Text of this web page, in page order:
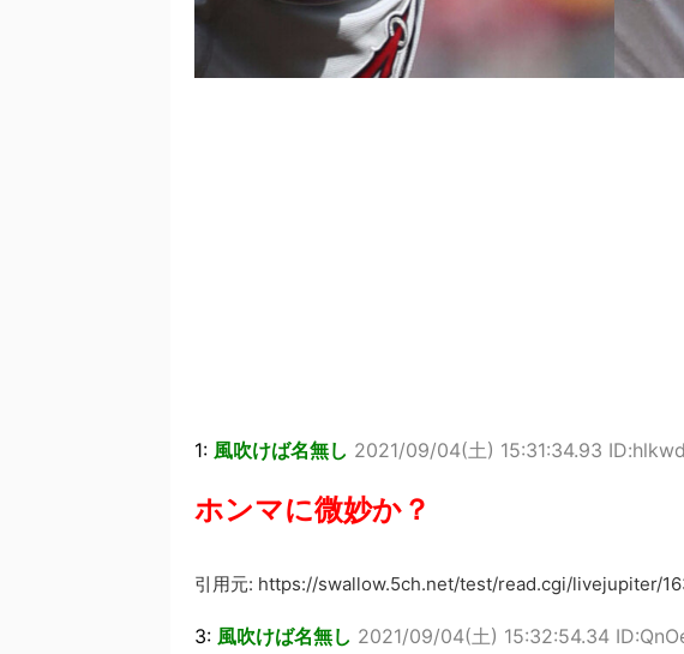
1: 風吹けば名無し 2021/09/04(土) 15:31:34.93
ホンマに微妙か？
引用元: https://swallow.5ch.net/test/read.cgi/livejupiter/
3: 風吹けば名無し 2021/09/04(土) 15:32:54.34